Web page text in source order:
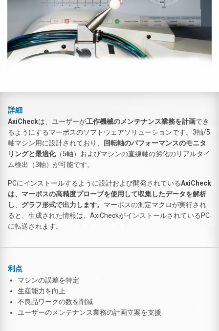
詳細
AxiCheckは、ユーザーが工作機械のメンテナンス業務を計画でき
るようにするマーポスのソフトウェアソリューションです。3軸/5
軸マシン用に設計されており、 回転軸のパフォーマンスのモニタ
リングと最適化（5軸）およびマシンの直線軸の劣化のリアルタイ
ム検出（3軸）が可能です。
PCにインストールするように設計および開発されているAxiCheck
は、マーポスの高精度プローブを使用して収集したデータを解析
し
グラフ形式で出力します。 マーポスの測定マクロが実行され
ると、生成された情報は、AxiCheckがインストールされているPC
に転送されます。
利点
マシンの誤差を特定
生産能力を向上
不良品ワークの数を削減
ユーザーのメンテナンス業務の計画立案を支援